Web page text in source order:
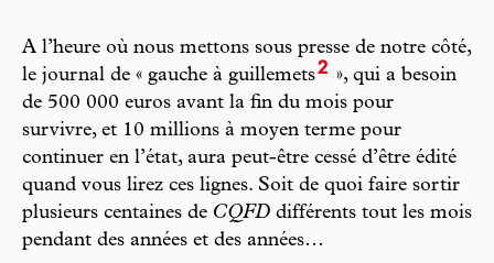
A l’heure où nous mettons sous presse de notre côté,
le journal de « gauche à guillemets2 », qui a besoin
de 500 000 euros avant la fin du mois pour
survivre, et 10 millions à moyen terme pour
continuer en l’état, aura peut-être cessé d’être édité
quand vous lirez ces lignes. Soit de quoi faire sortir
plusieurs centaines de CQFD différents tout les mois
pendant des années et des années…